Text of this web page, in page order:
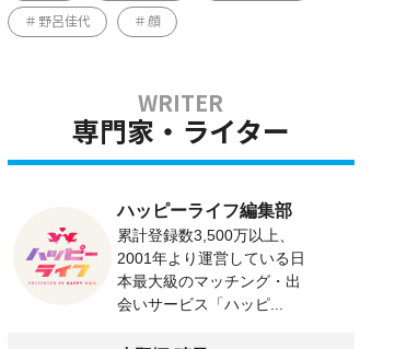
野呂佳代 顔
専門家・ライター
ハッピーライフ編集部
累計登録数3,500万以上、
2001年より運営している日
本最大級のマッチング・出
会いサービス「ハッピ...